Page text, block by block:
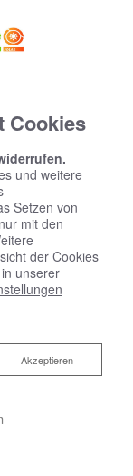
»Luxus-Bad 15,9 ㎡
Cookies
und weitere
Setzen von
mit den
der Cookies
unserer
Akzeptieren